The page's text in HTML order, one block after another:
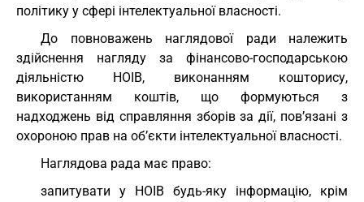
політику у сфері інтелектуальної власності.
До повноважень наглядової ради належить
здійснення нагляду за фінансово-господарською
діяльністю НОІВ, виконанням кошторису,
використанням коштів, що формуються з
надходжень від справляння зборів за дії, пов’язані з
охороною прав на об’єкти інтелектуальної власності.
Наглядова рада має право:
запитувати у НОІВ будь-яку інформацію, крім